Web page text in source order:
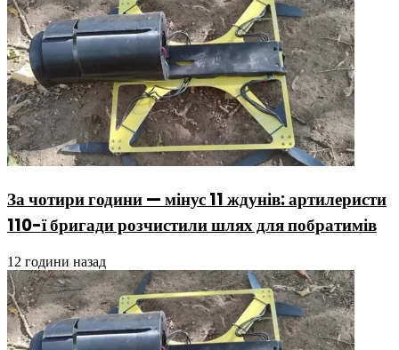
За чотири години — мінус 11 ждунів: артилеристи
110-ї бригади розчистили шлях для побратимів
12 години назад